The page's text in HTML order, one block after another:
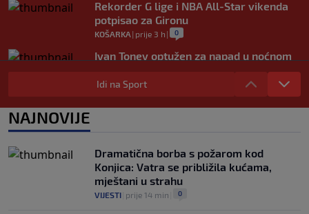
Rekorder G lige i NBA All-Star vikenda
potpisao za Gironu
KOŠARKA | prije 3 h | 0
Ivan Toney optužen za napad u noćnom
NOGOMET|prije 3 h
Utakmica Barcelone otkazana zbog
Idi na Sport
NAJNOVIJE
Dramatična borba s požarom kod
Konjica: Vatra se približila kućama,
mještani u strahu
VIJESTI prije 14 min 0